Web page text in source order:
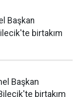
Başkan
birtakım
Başkan
birtakım